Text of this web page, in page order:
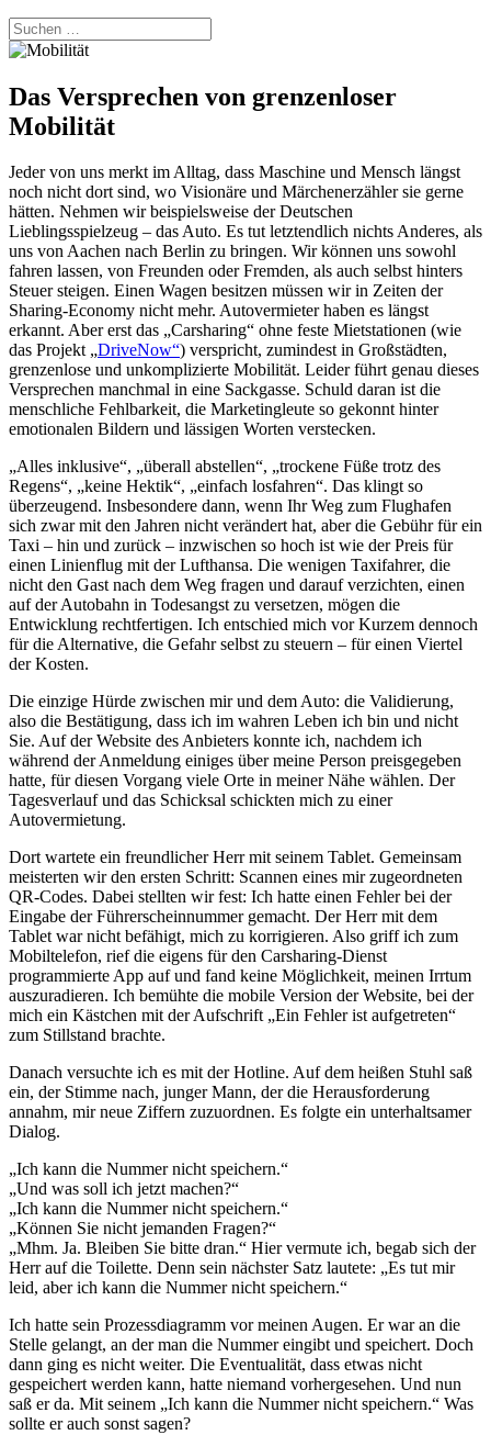
Suchen
nach:
Das Versprechen von grenzenloser
Mobilität
Jeder von uns merkt im Alltag, dass Maschine und Mensch längst
noch nicht dort sind, wo Visionäre und Märchenerzähler sie gerne
hätten. Nehmen wir beispielsweise der Deutschen
Lieblingsspielzeug – das Auto. Es tut letztendlich nichts Anderes, als
uns von Aachen nach Berlin zu bringen. Wir können uns sowohl
fahren lassen, von Freunden oder Fremden, als auch selbst hinters
Steuer steigen. Einen Wagen besitzen müssen wir in Zeiten der
Sharing-Economy nicht mehr. Autovermieter haben es längst
erkannt. Aber erst das „Carsharing“ ohne feste Mietstationen (wie
das Projekt „DriveNow“) verspricht, zumindest in Großstädten,
grenzenlose und unkomplizierte Mobilität. Leider führt genau dieses
Versprechen manchmal in eine Sackgasse. Schuld daran ist die
menschliche Fehlbarkeit, die Marketingleute so gekonnt hinter
emotionalen Bildern und lässigen Worten verstecken.
„Alles inklusive“, „überall abstellen“, „trockene Füße trotz des
Regens“, „keine Hektik“, „einfach losfahren“. Das klingt so
überzeugend. Insbesondere dann, wenn Ihr Weg zum Flughafen
sich zwar mit den Jahren nicht verändert hat, aber die Gebühr für ein
Taxi – hin und zurück – inzwischen so hoch ist wie der Preis für
einen Linienflug mit der Lufthansa. Die wenigen Taxifahrer, die
nicht den Gast nach dem Weg fragen und darauf verzichten, einen
auf der Autobahn in Todesangst zu versetzen, mögen die
Entwicklung rechtfertigen. Ich entschied mich vor Kurzem dennoch
für die Alternative, die Gefahr selbst zu steuern – für einen Viertel
der Kosten.
Die einzige Hürde zwischen mir und dem Auto: die Validierung,
also die Bestätigung, dass ich im wahren Leben ich bin und nicht
Sie. Auf der Website des Anbieters konnte ich, nachdem ich
während der Anmeldung einiges über meine Person preisgegeben
hatte, für diesen Vorgang viele Orte in meiner Nähe wählen. Der
Tagesverlauf und das Schicksal schickten mich zu einer
Autovermietung.
Dort wartete ein freundlicher Herr mit seinem Tablet. Gemeinsam
meisterten wir den ersten Schritt: Scannen eines mir zugeordneten
QR-Codes. Dabei stellten wir fest: Ich hatte einen Fehler bei der
Eingabe der Führerscheinnummer gemacht. Der Herr mit dem
Tablet war nicht befähigt, mich zu korrigieren. Also griff ich zum
Mobiltelefon, rief die eigens für den Carsharing-Dienst
programmierte App auf und fand keine Möglichkeit, meinen Irrtum
auszuradieren. Ich bemühte die mobile Version der Website, bei der
mich ein Kästchen mit der Aufschrift „Ein Fehler ist aufgetreten“
zum Stillstand brachte.
Danach versuchte ich es mit der Hotline. Auf dem heißen Stuhl saß
ein, der Stimme nach, junger Mann, der die Herausforderung
annahm, mir neue Ziffern zuzuordnen. Es folgte ein unterhaltsamer
Dialog.
„Ich kann die Nummer nicht speichern.“
„Und was soll ich jetzt machen?“
„Ich kann die Nummer nicht speichern.“
„Können Sie nicht jemanden Fragen?“
„Mhm. Ja. Bleiben Sie bitte dran.“ Hier vermute ich, begab sich der
Herr auf die Toilette. Denn sein nächster Satz lautete: „Es tut mir
leid, aber ich kann die Nummer nicht speichern.“
Ich hatte sein Prozessdiagramm vor meinen Augen. Er war an die
Stelle gelangt, an der man die Nummer eingibt und speichert. Doch
dann ging es nicht weiter. Die Eventualität, dass etwas nicht
gespeichert werden kann, hatte niemand vorhergesehen. Und nun
saß er da. Mit seinem „Ich kann die Nummer nicht speichern.“ Was
sollte er auch sonst sagen?